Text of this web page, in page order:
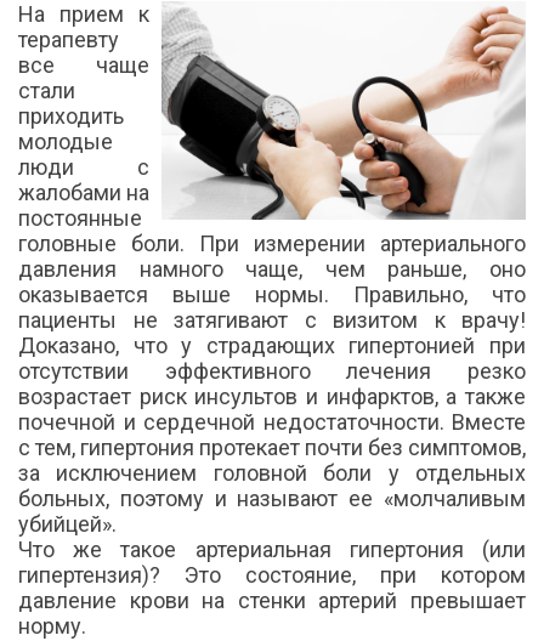
На прием к
терапевту
все чаще
стали
приходить
молодые
люди с
жалобами на
постоянные
головные боли. При измерении артериального
давления намного чаще, чем раньше, оно
оказывается выше нормы. Правильно, что
пациенты не затягивают с визитом к врачу!
Доказано, что у страдающих гипертонией при
отсутствии эффективного лечения резко
возрастает риск инсультов и инфарктов, а также
почечной и сердечной недостаточности. Вместе
с тем, гипертония протекает почти без симптомов,
за исключением головной боли у отдельных
больных, поэтому и называют ее «молчаливым
убийцей».
Что же такое артериальная гипертония (или
гипертензия)? Это состояние, при котором
давление крови на стенки артерий превышает
норму.